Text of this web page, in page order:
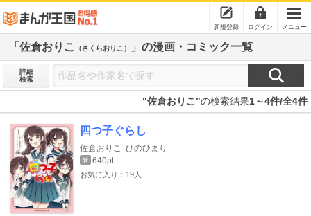
新規登録 ログイン メニュー
「佐倉おりこ （さくらおりこ） 」の漫画・コミック一覧
詳細
検索
"佐倉おりこ"の検索結果1～4件/全4件
四つ子ぐらし
佐倉おりこ ひのひまり
巻 640pt
お気に入り：19人